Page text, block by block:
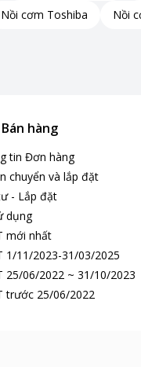
người dùng.
thời gian nấu chính
Nồi cơm Toshiba Nồi
hàng
tin Đơn hàng
chuyển và lắp đặt
- Lắp đặt
dụng
mới nhất
1/11/2023-31/03/2025
25/06/2022 ~ 31/10/2023
trước 25/06/2022